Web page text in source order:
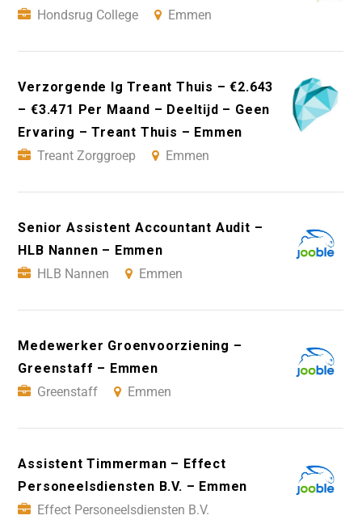
Hondsrug College
Emmen
Verzorgende Ig Treant Thuis – €2.643
– €3.471 Per Maand – Deeltijd – Geen
Ervaring – Treant Thuis – Emmen
Treant Zorggroep
Emmen
Senior Assistent Accountant Audit –
HLB Nannen – Emmen
HLB Nannen
Emmen
Medewerker Groenvoorziening –
Greenstaff – Emmen
Greenstaff
Emmen
Assistent Timmerman – Effect
Personeelsdiensten B.V. – Emmen
Effect Personeelsdiensten B.V.